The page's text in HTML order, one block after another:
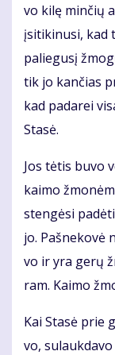
vo ki­lę min­čių
įsi­ti­ki­nu­si, kad
pa­lie­gu­sį
tik jo kan­čias
kad pa­da­rei
Sta­sė.
Jos tė­tis bu­vo
kai­mo
sten­gė­si
jo. Pa­šne­ko­vė
vo ir yra ge­rų
ram. Kai­mo
Kai Sta­sė prie
vo,